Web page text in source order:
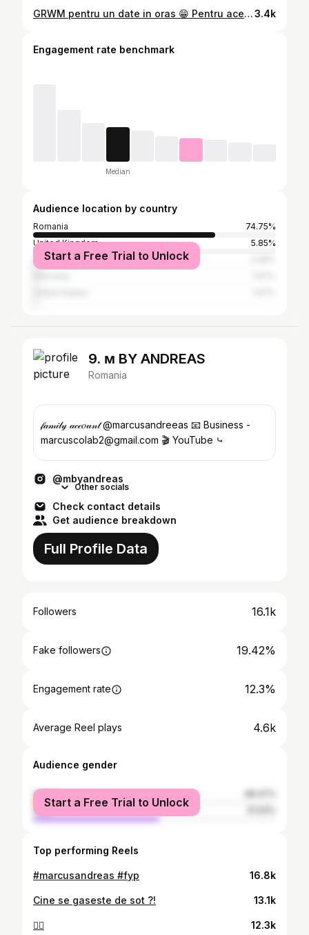
GRWM pentru un date in oras 😁 Pentru acest make up am folosit: - baza de machiaj MUP ( o găsiți pe @salonprovider ) - fond de ten de la DoseOfColours ( și acesta tot pe Salon Provider îl găsiți) - fard & carioca de sprâncene de la @nyxcosmetics_romania - fard de ochi @urbandecaycosmetics - fond de ten stick de la @fentybeauty ( eu l-am luat din @sephoraromania ) - fard de obraz lichid de la @rarebeauty (tot din Sephora luat) - pudra matifianta de la Fenty Beauty ( same - Sephora) - creion și lipstick @hudabeauty (Sephora) #makeup #makeuptutorial #makeuplooks3.4k
Engagement rate benchmark
Median
Audience location by country
Romania
74.75%
United Kingdom
5.85%
ItalyStart a Free Trial to Unlock
9. ᴍ BY ANDREAS
Romania
𝒻𝒶𝓂𝒾𝓁𝓎 𝒶𝒸𝒸𝑜𝓊𝓃𝓉 @marcusandreeas 📧 Business -
marcuscolab2@gmail.com 🎬 YouTube ⤷
@mbyandreas
Other socials
Check contact details
Get audience breakdown
Full Profile Data
Followers 16.1k
Fake followers 19.42%
Engagement rate 12.3%
Average Reel plays 4.6k
Audience gender
female
male
Start a Free Trial to Unlock
Top performing Reels
#marcusandreas #fyp 16.8k
Cine se gaseste de sot ?! 13.1k
❤️‍🔥 12.3k